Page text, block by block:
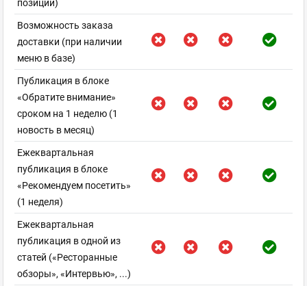
позиций)
Возможность заказа
доставки (при наличии
меню в базе)
Публикация в блоке
«Обратите внимание»
сроком на 1 неделю (1
новость в месяц)
Ежеквартальная
публикация в блоке
«Рекомендуем посетить»
(1 неделя)
Ежеквартальная
публикация в одной из
статей («Ресторанные
обзоры», «Интервью», ...)